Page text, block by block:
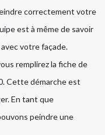
correctement votre
est à même de savoir
votre façade.
remplirez la fiche de
Cette démarche est
En tant que
peindre une